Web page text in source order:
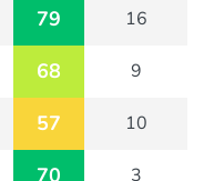
79 16
68 9
57 10
70 3